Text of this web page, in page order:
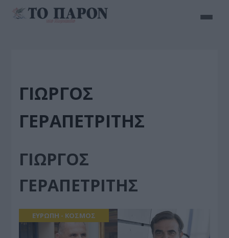
ΓΙΩΡΓΟΣ
ΓΕΡΑΠΕΤΡΙΤΗΣ
ΓΙΩΡΓΟΣ
ΓΕΡΑΠΕΤΡΙΤΗΣ
ΕΥΡΩΠΗ - ΚΟΣΜΟΣ